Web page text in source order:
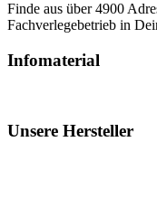
Finde aus über 4900
Fachverlegebetrieb in
Infomaterial
Unsere Hersteller